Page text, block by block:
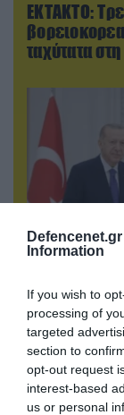
Defencenet.gr
Information
If you wish to
processing of
targeted
section to
opt-out request
interest-based
us or personal
ΕΚΤΑΚΤΟ:
ταχύτατα
08.08.2026 | 18:02
Βάσει της
Σ.Αραβίας &